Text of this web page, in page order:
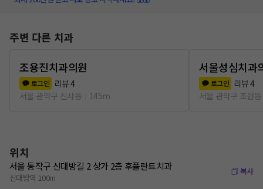
주변 다른 치과
조용진치과의원
로그인 리뷰4
서울 관악구 신사동
145m
서울성심치과
로그인 리뷰4
서울 관악구 조원동
위치
서울 동작구 신대방길 2 상가 2층 후플란트치과
신대방역 100m
복사